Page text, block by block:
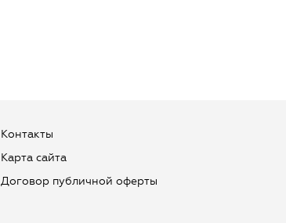
Контакты
Карта сайта
Договор публичной оферты